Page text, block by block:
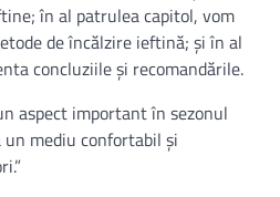
în al patrulea capitol, vom
de încălzire ieftină; și în al
concluziile și recomandările.
aspect important în sezonul
un mediu confortabil și